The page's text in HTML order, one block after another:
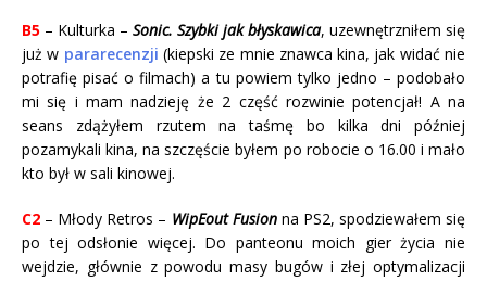
B5 – Kulturka – Sonic. Szybki jak błyskawica, uzewnętrzniłem się
już w pararecenzji (kiepski ze mnie znawca kina, jak widać nie
potrafię pisać o filmach) a tu powiem tylko jedno – podobało
mi się i mam nadzieję że 2 część rozwinie potencjał! A na
seans zdążyłem rzutem na taśmę bo kilka dni później
pozamykali kina, na szczęście byłem po robocie o 16.00 i mało
kto był w sali kinowej.
C2 – Młody Retros – WipEout Fusion na PS2, spodziewałem się
po tej odsłonie więcej. Do panteonu moich gier życia nie
wejdzie, głównie z powodu masy bugów i złej optymalizacji